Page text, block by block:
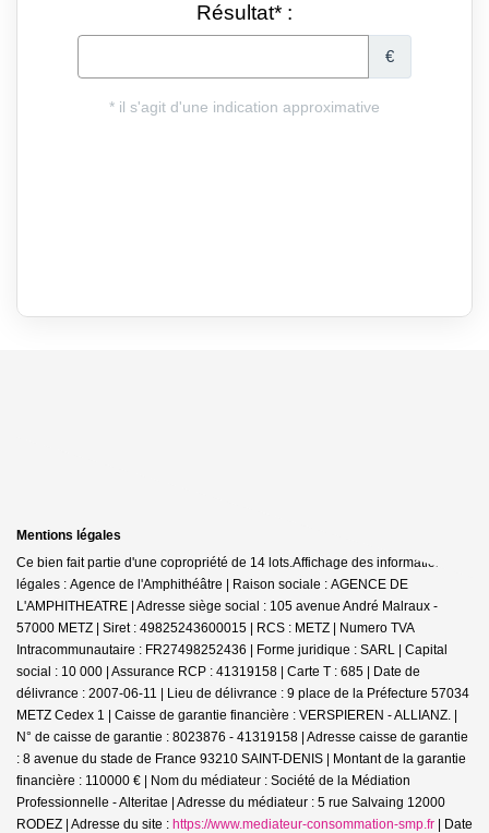
Mentions légales
Ce bien fait partie d'une copropriété de 14 lots.Affichage des informations
légales : Agence de l'Amphithéâtre | Raison sociale : AGENCE DE
L'AMPHITHEATRE | Adresse siège social : 105 avenue André Malraux -
57000 METZ | Siret : 49825243600015 | RCS : METZ | Numero TVA
Intracommunautaire : FR27498252436 | Forme juridique : SARL | Capital
social : 10 000 | Assurance RCP : 41319158 | Carte T : 685 | Date de
délivrance : 2007-06-11 | Lieu de délivrance : 9 place de la Préfecture 57034
METZ Cedex 1 | Caisse de garantie financière : VERSPIEREN - ALLIANZ. |
N° de caisse de garantie : 8023876 - 41319158 | Adresse caisse de garantie
: 8 avenue du stade de France 93210 SAINT-DENIS | Montant de la garantie
financière : 110000 € | Nom du médiateur : Société de la Médiation
Professionnelle - Alteritae | Adresse du médiateur : 5 rue Salvaing 12000
RODEZ | Adresse du site : https://www.mediateur-consommation-smp.fr | Date